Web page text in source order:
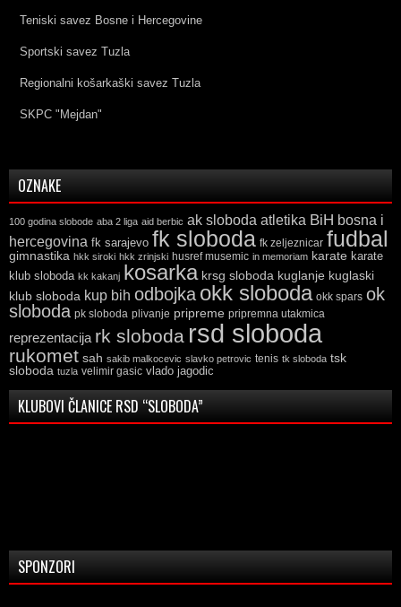
Teniski savez Bosne i Hercegovine
Sportski savez Tuzla
Regionalni košarkaški savez Tuzla
SKPC "Mejdan"
OZNAKE
100 godina slobode aba 2 liga aid berbic ak sloboda atletika BiH bosna i
hercegovina fk sarajevo fk sloboda fk zeljeznicar fudbal
gimnastika hkk siroki hkk zrinjski husref musemic in memoriam karate karate
klub sloboda kk kakanj kosarka krsg sloboda kuglanje kuglaski
klub sloboda kup bih odbojka okk sloboda okk spars ok
sloboda pk sloboda plivanje pripreme pripremna utakmica
reprezentacija rk sloboda rsd sloboda
rukomet sah sakib malkocevic slavko petrovic tenis tk sloboda tsk
sloboda tuzla velimir gasic vlado jagodic
KLUBOVI ČLANICE RSD “SLOBODA”
SPONZORI